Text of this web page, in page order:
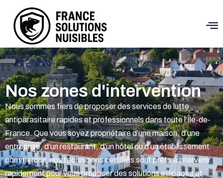
Nos zones d'intervention
Nous sommes fiers de proposer des services de lutte
antiparasitaire rapides et professionnels dans toute l’Île-de-
France. Que vous soyez propriétaire d’une maison, d’une
entreprise, d’un restaurant, d’un hôtel ou d’un établissement
commercial, nos techniciens certifiés sont prêts à intervenir
rapidement pour vous proposer des solutions efficaces et